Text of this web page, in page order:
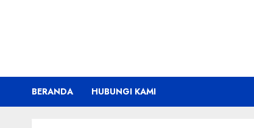
BERANDA HUBUNGI KAMI